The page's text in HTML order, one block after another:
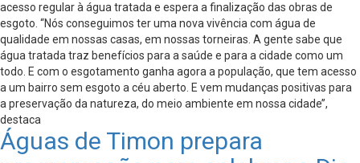
acesso regular à água tratada e espera a finalização das obras de
esgoto. “Nós conseguimos ter uma nova vivência com água de
qualidade em nossas casas, em nossas torneiras. A gente sabe que
água tratada traz benefícios para a saúde e para a cidade como um
todo. E com o esgotamento ganha agora a população, que tem acesso
a um bairro sem esgoto a céu aberto. E vem mudanças positivas para
a preservação da natureza, do meio ambiente em nossa cidade’’,
destaca
Águas de Timon prepara